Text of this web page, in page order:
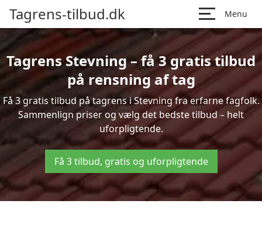
Tagrens-tilbud.dk Menu
Tagrens Stevning – få 3 gratis tilbud
på rensning af tag
Få 3 gratis tilbud på tagrens i Stevning fra erfarne fagfolk.
Sammenlign priser og vælg det bedste tilbud – helt
uforpligtende.
Få 3 tilbud, gratis og uforpligtende